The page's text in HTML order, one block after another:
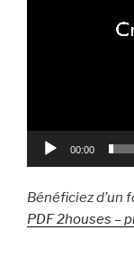
00:00
Bénéficiez d’un
PDF 2houses –